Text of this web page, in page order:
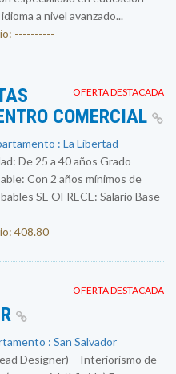
a nivel avanzado...
----------
OFERTA DESTACADA
COMERCIAL
: La Libertad
De 25 a 40 años Grado
Con 2 años mínimos de
SE OFRECE: Salario Base
408.80
OFERTA DESTACADA
: San Salvador
Designer) – Interiorismo de